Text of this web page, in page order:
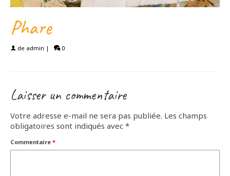
Phare
de admin | 0
Laisser un commentaire
Votre adresse e-mail ne sera pas publiée. Les champs
obligatoires sont indiqués avec *
Commentaire *